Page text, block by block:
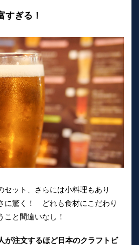
すぎる！
セット、さらには小料理もあり
に驚く！ どれも食材にこだわり
こと間違いなし！
が注文するほど日本のクラフトビ